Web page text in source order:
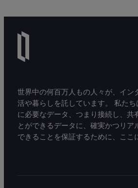
世界中の何百万人もの人々が、イン
活や暮らしを託しています。 私た
に必要なデータ、つまり接続し、共
とができるデータに、確実かつリア
できることを保証するために、ここ